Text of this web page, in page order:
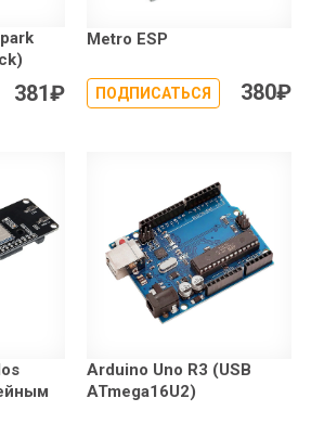
381₽
Metro ESP
ПОДПИСАТЬСЯ 380₽
Arduino Uno R3 (USB
ATmega16U2)